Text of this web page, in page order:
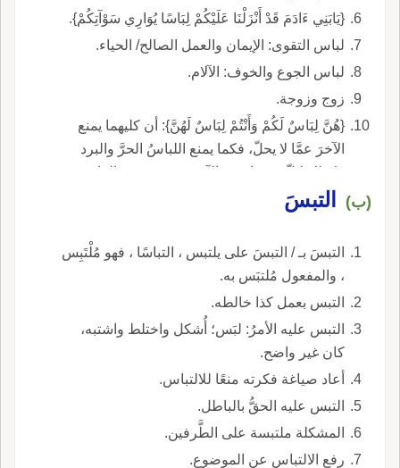
{يَابَنِي ءَادَمَ قَدْ أَنْزَلْنَا عَلَيْكُمْ لِبَاسًا يُوَارِي سَوْآتِكُمْ}.
لباس التقوى: الإيمان والعمل الصالح/ الحياء.
لباس الجوع والخوف: الآلام.
زوج وزوجة.
{هُنَّ لِبَاسٌ لَكُمْ وَأَنْتُمْ لِبَاسٌ لَهُنَّ}: أن كليهما يمنع
الآخرَ عمَّا لا يحلّ، فكما يمنع اللباسُ الحرَّ والبرد
فكذلك كلّ منهما يمنع الآخرَ ويستره عن الفاحشة.
(ب) التبسَ
التبسَ بـ / التبسَ على يلتبس ، التباسًا ، فهو مُلْتَبِس
، والمفعول مُلتبَس به.
التبس بعمل كذا خالطه.
التبس عليه الأمرُ: لبَس؛ أُشكل واختلط واشتبه،
كان غير واضح.
أعاد صياغة فكرته منعًا للالتباس.
التبس عليه الحقُّ بالباطل.
المشكلة ملتبسة على الطَّرفين.
رفع الالتباس عن الموضوع.